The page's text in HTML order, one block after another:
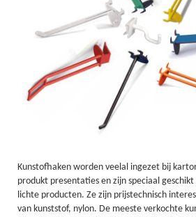
Kunstofhaken worden veelal ingezet bij
produkt presentaties en zijn speciaal
lichte producten. Ze zijn prijstechnisch
van kunststof, nylon. De meeste verkochte